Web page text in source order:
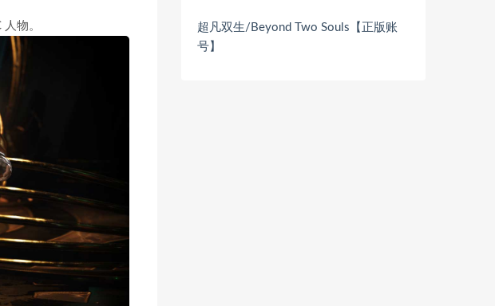
物。
超凡双生/Beyond Two Souls【正版账
号】